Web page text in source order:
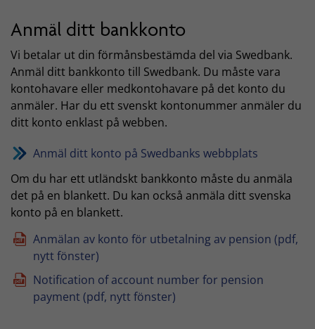
Anmäl ditt bankkonto
Vi betalar ut din förmånsbestämda del via Swedbank.
Anmäl ditt bankkonto till Swedbank. Du måste vara
kontohavare eller medkontohavare på det konto du
anmäler. Har du ett svenskt kontonummer anmäler du
ditt konto enklast på webben.
Anmäl ditt konto på Swedbanks webbplats
Om du har ett utländskt bankkonto måste du anmäla
det på en blankett. Du kan också anmäla ditt svenska
konto på en blankett.
Anmälan av konto för utbetalning av pension (pdf,
nytt fönster)
Notification of account number for pension
payment (pdf, nytt fönster)